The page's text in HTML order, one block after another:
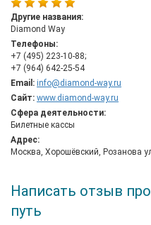
организации можно найти
самолеты, маршруты
аэропортов по всему миру.
билеты в Болгарию, Грецию,
страны. Главное – иметь
задачи сотрудники компании
Другие названия:
Diamond Way
Телефоны:
+7 (495) 223-10-88;
+7 (964) 642-25-54
Email: info@diamond-way.ru
Сайт: www.diamond-way.ru
Сфера деятельности:
Билетные кассы
Адрес:
Москва, Хорошёвский, Розанова
Написать отзыв
путь